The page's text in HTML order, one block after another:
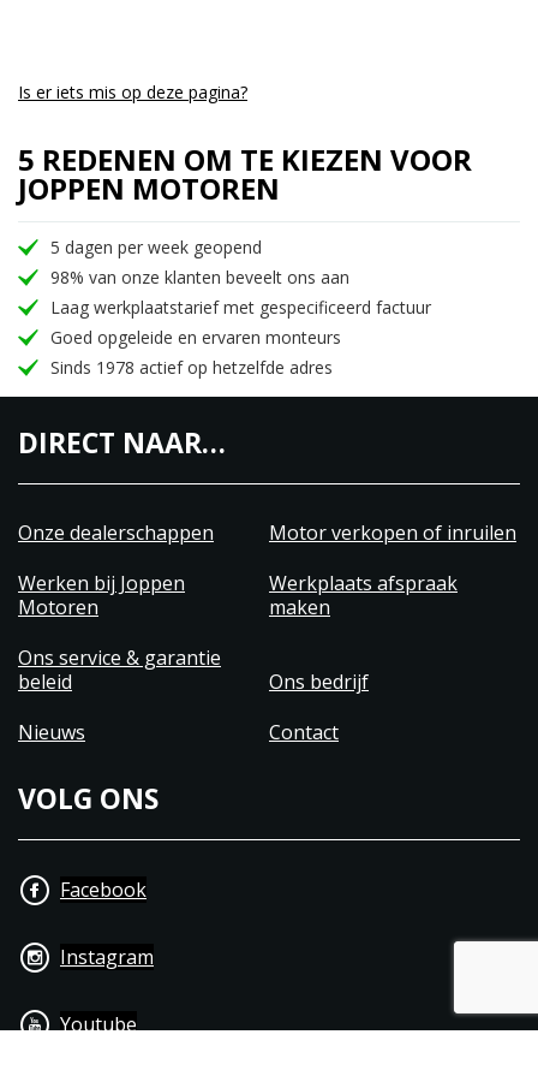
Is er iets mis op deze pagina?
5 REDENEN OM TE KIEZEN VOOR
JOPPEN MOTOREN
5 dagen per week geopend
98% van onze klanten beveelt ons aan
Laag werkplaatstarief met gespecificeerd factuur
Goed opgeleide en ervaren monteurs
Sinds 1978 actief op hetzelfde adres
DIRECT NAAR…
Onze dealerschappen
Motor verkopen of inruilen
Werken bij Joppen
Motoren
Werkplaats afspraak
maken
Ons service & garantie
beleid
Ons bedrijf
Nieuws
Contact
VOLG ONS
Facebook
Instagram
Youtube